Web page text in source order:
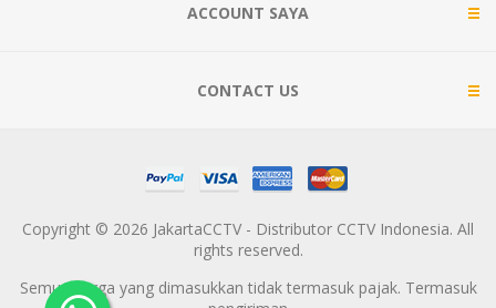
ACCOUNT SAYA
CONTACT US
Copyright © 2026 JakartaCCTV - Distributor CCTV Indonesia. All
rights reserved.
Semua harga yang dimasukkan tidak termasuk pajak. Termasuk